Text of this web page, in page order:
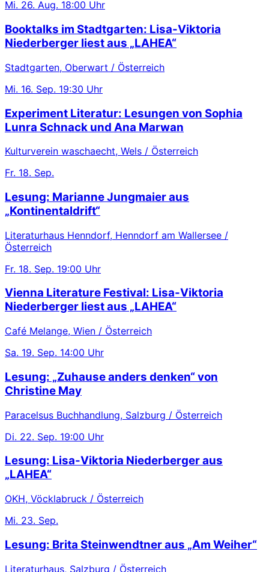
Mi. 26. Aug. 18:00 Uhr
Booktalks im Stadtgarten: Lisa-Viktoria
Niederberger liest aus „LAHEA“
Stadtgarten, Oberwart / Österreich
Mi. 16. Sep. 19:30 Uhr
Experiment Literatur: Lesungen von Sophia
Lunra Schnack und Ana Marwan
Kulturverein waschaecht, Wels / Österreich
Fr. 18. Sep.
Lesung: Marianne Jungmaier aus
„Kontinentaldrift“
Literaturhaus Henndorf, Henndorf am Wallersee /
Österreich
Fr. 18. Sep. 19:00 Uhr
Vienna Literature Festival: Lisa-Viktoria
Niederberger liest aus „LAHEA“
Café Melange, Wien / Österreich
Sa. 19. Sep. 14:00 Uhr
Lesung: „Zuhause anders denken“ von
Christine May
Paracelsus Buchhandlung, Salzburg / Österreich
Di. 22. Sep. 19:00 Uhr
Lesung: Lisa-Viktoria Niederberger aus
„LAHEA“
OKH, Vöcklabruck / Österreich
Mi. 23. Sep.
Lesung: Brita Steinwendtner aus „Am Weiher“
Literaturhaus, Salzburg / Österreich